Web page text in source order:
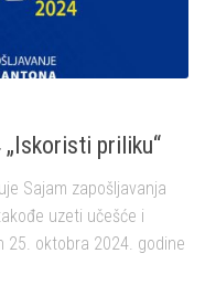
priliku“
Sajam zapošljavanja
uzeti učešće i
25. oktobra 2024. godine